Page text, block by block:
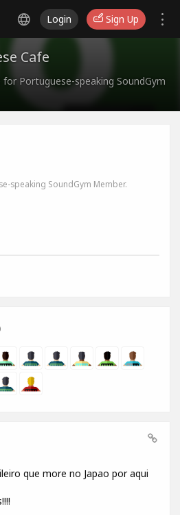
Login Sign Up
Cafe
for Portuguese-speaking SoundGym
speaking SoundGym Member.
que more no Japao por aqui